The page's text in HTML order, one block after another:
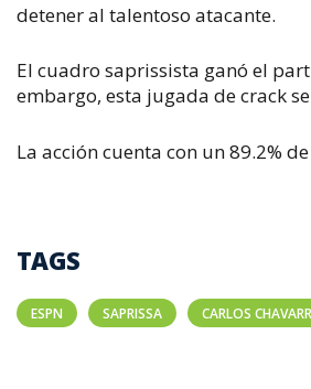
detener al talentoso atacante.
El cuadro saprissista ganó el
embargo, esta jugada de crack
La acción cuenta con un 89.2%
TAGS
ESPN SAPRISSA CARLOS